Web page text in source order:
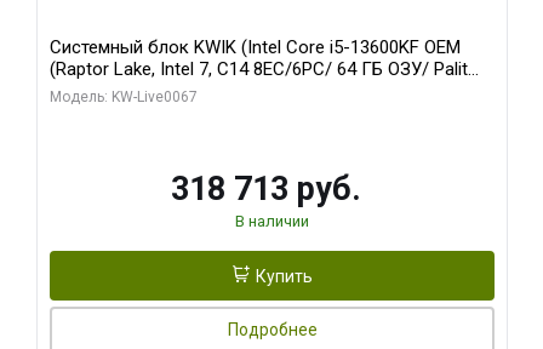
Системный блок KWIK (Intel Core i5-13600KF OEM
(Raptor Lake, Intel 7, C14 8EC/6PC/ 64 ГБ ОЗУ/ Palit
RTX5080 GAMINGPRO OC 16GB GDDR7 256bit 3xDP
Модель: KW-Live0067
318 713 руб.
В наличии
Купить
Подробнее